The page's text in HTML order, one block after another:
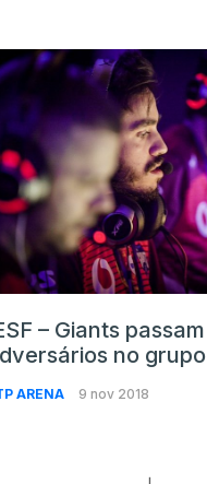
– Giants
no grupo
ARENA 9 nov 2018